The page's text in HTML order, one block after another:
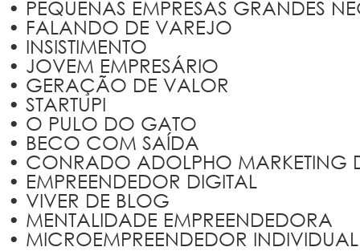
• PEQUENAS EMPRESAS GRANDES
• FALANDO DE VAREJO
• INSISTIMENTO
• JOVEM EMPRESÁRIO
• GERAÇÃO DE VALOR
• STARTUPI
• O PULO DO GATO
• BECO COM SAÍDA
• CONRADO ADOLPHO MARKETING
• EMPREENDEDOR DIGITAL
• VIVER DE BLOG
• MENTALIDADE EMPREENDEDORA
• MICROEMPREENDEDOR INDIVIDUAL